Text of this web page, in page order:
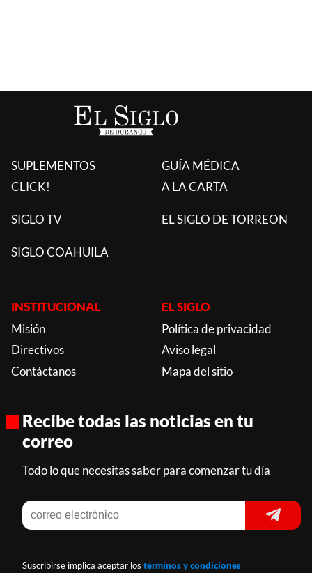
SUPLEMENTOS
CLICK!
GUÍA MÉDICA
A LA CARTA
SIGLO TV EL SIGLO DE TORREON
SIGLO COAHUILA
INSTITUCIONAL
Misión
Directivos
Contáctanos
EL SIGLO
Política de privacidad
Aviso legal
Mapa del sitio
Recibe todas las noticias en tu
correo
Todo lo que necesitas saber para comenzar tu día
Suscribirse implica aceptar los términos y condiciones